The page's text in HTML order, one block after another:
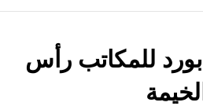
للمكاتب رأس
الخيمة